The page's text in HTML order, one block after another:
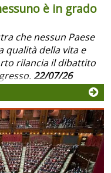
è in grado
che nessun Paese
qualità della vita e
rilancia il dibattito
22/07/26